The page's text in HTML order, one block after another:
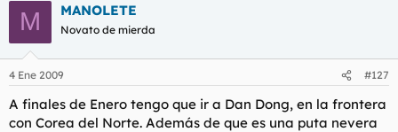
M MANOLETE
Novato de mierda
4 Ene 2009 #127
A finales de Enero tengo que ir a Dan Dong, en la frontera
con Corea del Norte. Además de que es una puta nevera